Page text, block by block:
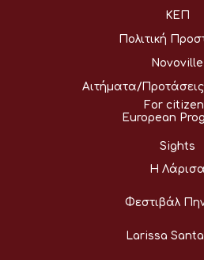
ΚΕΠ
Πολιτική
Novoville
Αιτήματα/
For
European
Sights
Η Λάρισα
Φεστιβάλ
Larissa